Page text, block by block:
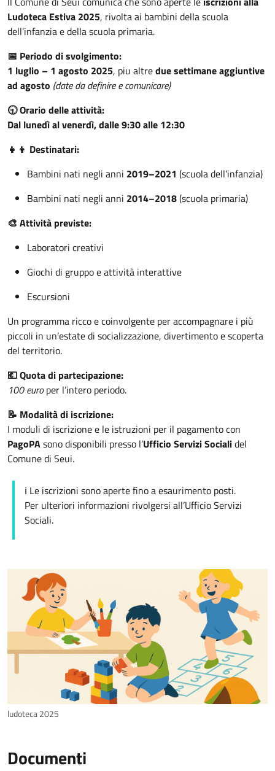
Ludoteca Estiva 2025, rivolta ai bambini della scuola
dell’infanzia e della scuola primaria.
📅 Periodo di svolgimento:
1 luglio – 1 agosto 2025, piu altredue settimane aggiuntive
ad agosto (date da definire e comunicare)
🕤 Orario delle attività:
Dal lunedì al venerdì, dalle 9:30 alle 12:30
👧👦 Destinatari:
Bambini nati negli anni 2019–2021 (scuola dell’infanzia)
Bambini nati negli anni 2014–2018(scuola primaria)
🎨 Attività previste:
Laboratori creativi
Giochi di gruppo e attività interattive
Escursioni
Un programma ricco e coinvolgente per accompagnare i più
piccoli in un’estate di socializzazione, divertimento e scoperta
del territorio.
💶 Quota di partecipazione:
100 europer l’intero periodo.
📝 Modalità di iscrizione:
I moduli di iscrizione e le istruzioni per il pagamento con
PagoPAsono disponibili presso l’Ufficio Servizi Socialidel
Comune di Seui.
ℹ️ Le iscrizioni sono aperte fino a esaurimento posti.
Per ulteriori informazioni rivolgersi all’Ufficio Servizi
Sociali.
ludoteca 2025
Documenti